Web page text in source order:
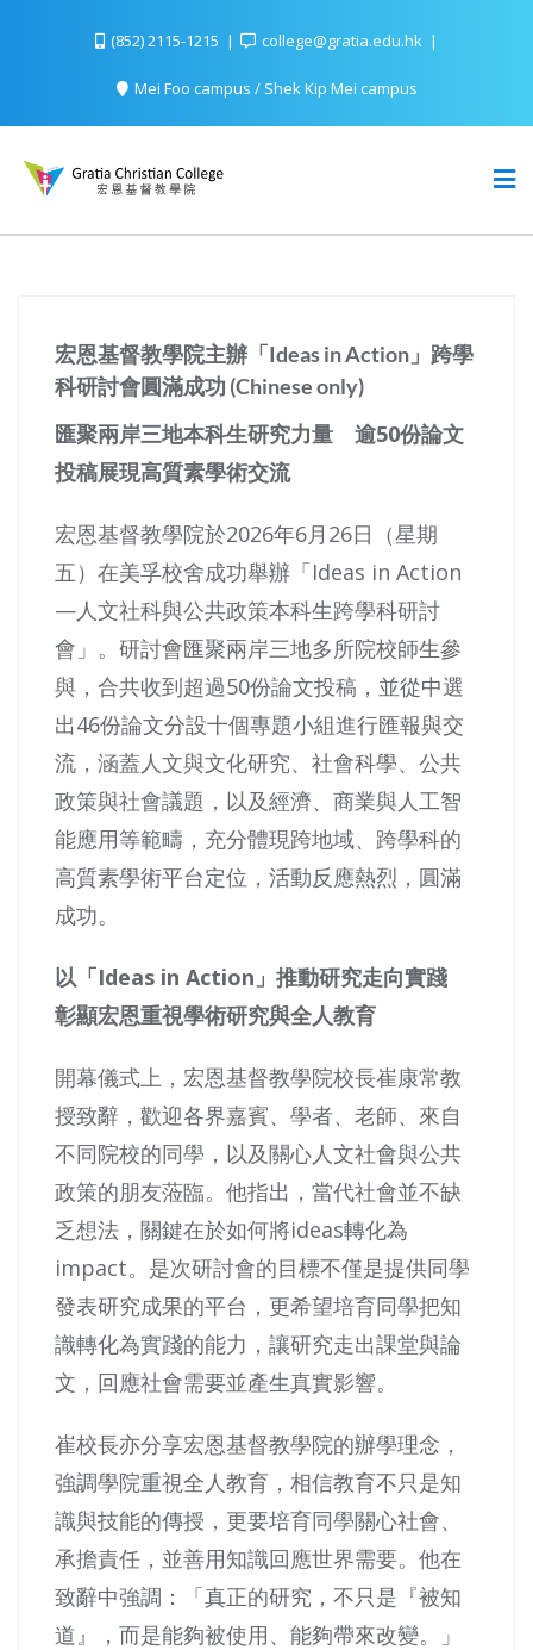
(852) 2115-1215 college@gratia.edu.hk
Mei Foo campus / Shek Kip Mei campus
宏恩基督教學院主辦「Ideas in Action」跨學
科研討會圓滿成功 (Chinese only)
匯聚兩岸三地本科生研究力量 逾50份論文
投稿展現高質素學術交流
宏恩基督教學院於2026年6月26日（星期
五）在美孚校舍成功舉辦「Ideas in Action
—人文社科與公共政策本科生跨學科研討
會」。研討會匯聚兩岸三地多所院校師生參
與，合共收到超過50份論文投稿，並從中選
出46份論文分設十個專題小組進行匯報與交
流，涵蓋人文與文化研究、社會科學、公共
政策與社會議題，以及經濟、商業與人工智
能應用等範疇，充分體現跨地域、跨學科的
高質素學術平台定位，活動反應熱烈，圓滿
成功。
以「Ideas in Action 」推動研究走向實踐
彰顯宏恩重視學術研究與全人教育
開幕儀式上，宏恩基督教學院校長崔康常教
授致辭，歡迎各界嘉賓、學者、老師、來自
不同院校的同學，以及關心人文社會與公共
政策的朋友蒞臨。他指出，當代社會並不缺
乏想法，關鍵在於如何將ideas轉化為
impact。是次研討會的目標不僅是提供同學
發表研究成果的平台，更希望培育同學把知
識轉化為實踐的能力，讓研究走出課堂與論
文，回應社會需要並產生真實影響。
崔校長亦分享宏恩基督教學院的辦學理念，
強調學院重視全人教育，相信教育不只是知
識與技能的傳授，更要培育同學關心社會、
承擔責任，並善用知識回應世界需要。他在
致辭中強調：「真正的研究，不只是『被知
道』，而是能夠被使用、能夠帶來改變。」